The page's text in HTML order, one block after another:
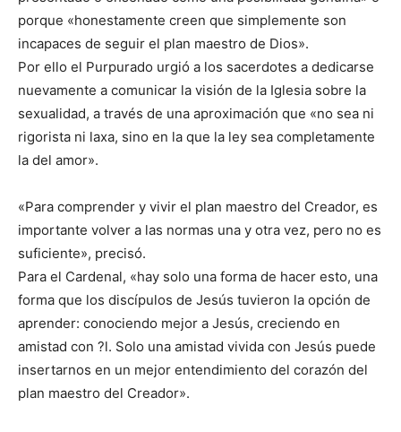
porque «honestamente creen que simplemente son
incapaces de seguir el plan maestro de Dios».
Por ello el Purpurado urgió a los sacerdotes a dedicarse
nuevamente a comunicar la visión de la Iglesia sobre la
sexualidad, a través de una aproximación que «no sea ni
rigorista ni laxa, sino en la que la ley sea completamente
la del amor».
«Para comprender y vivir el plan maestro del Creador, es
importante volver a las normas una y otra vez, pero no es
suficiente», precisó.
Para el Cardenal, «hay solo una forma de hacer esto, una
forma que los discípulos de Jesús tuvieron la opción de
aprender: conociendo mejor a Jesús, creciendo en
amistad con ?l. Solo una amistad vivida con Jesús puede
insertarnos en un mejor entendimiento del corazón del
plan maestro del Creador».